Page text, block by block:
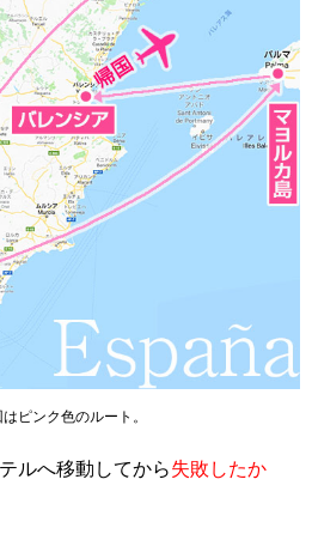
ピンク色のルート。
ルへ移動してから失敗したか